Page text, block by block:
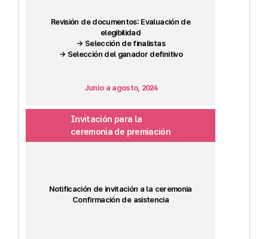
Revisión de documentos: Evaluación de
elegibilidad
→ Selección de finalistas
→ Selección del ganador definitivo
Junio a agosto, 2024
Invitación para la
ceremonia de premiación
Notificación de invitación a la ceremonia
Confirmación de asistencia